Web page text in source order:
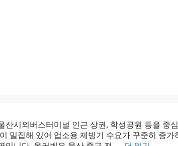
시외버스터미널 인근 상권, 학성공원 등을 중
밀집해 있어 업소용 제빙기 수요가 꾸준히 증